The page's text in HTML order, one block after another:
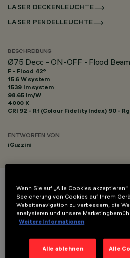
LASER DECKENLEUCHTE
LASER PENDELLEUCHTE
BESCHREIBUNG
Ø75 Deco - ON-OFF - Flood Beam
F - Flood 42°
15.6 W system
1539 lm system
98.65 lm/W
4000 K
CRI 92 - Rf (Colour Fidelity Index) 90 -
ENTWORFEN VON
iGuzzini
FARBE
Wenn Sie auf „Alle Cookies
Speicherung von Cookies auf Ihrem
Websitenavigation zu verbessern, die
analysieren und unsere
Weitere Informationen
Alle ablehnen Alle